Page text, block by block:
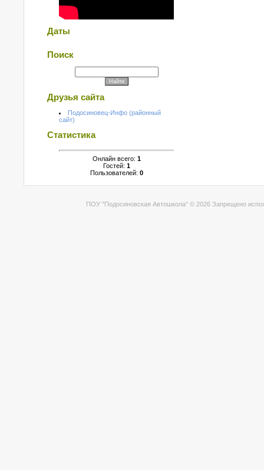
Даты
Поиск
Друзья сайта
Подосиновец-Инфо (районный
сайт)
Статистика
Онлайн всего: 1
Гостей: 1
Пользователей: 0
ПОУ "Подосиновская Автошкола" © 2026 Запрещено